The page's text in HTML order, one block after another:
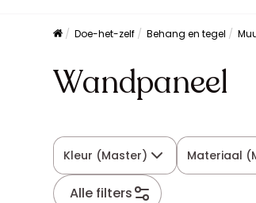
Doe-het-zelf Behang en tegel
Wandpaneel
Kleur (Master) Materiaal
Alle filters